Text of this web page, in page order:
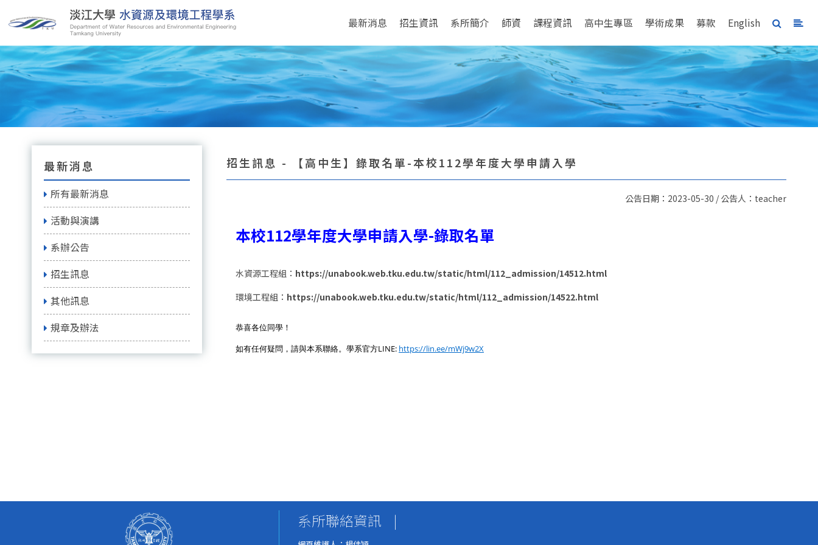
最新消息 招生資訊 系所簡介 師資 課程資訊 高中生專區 學術成果 募款 English
最新消息
所有最新消息
活動與演講
系辦公告
招生訊息
其他訊息
規章及辦法
招生訊息 - 【高中生】錄取名單-本校112學年度大學申請入學
公告日期：2023-05-30 / 公告人：teacher
本校112學年度大學申請入學-錄取名單
水資源工程組： https://unabook.web.tku.edu.tw/static/html/112_admission/14512.html
環境工程組： https://unabook.web.tku.edu.tw/static/html/112_admission/14522.html
恭喜各位同學！
如有任何疑問，請與本系聯絡。 學系官方LINE: https://lin.ee/mWj9w2X
系所聯絡資訊 |